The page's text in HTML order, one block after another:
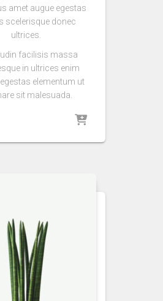
amet augue egestas
scelerisque donec
ultrices.
facilisis massa
in ultrices enim
elementum ut
sit malesuada.